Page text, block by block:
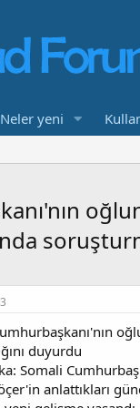
Neler yeni
duyurdu
Somali
anlattıkları